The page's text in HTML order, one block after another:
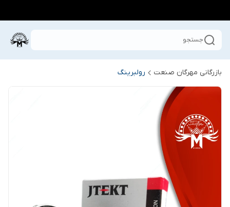
جستجو
بازرگانی مهرگان صنعت رولبرینگ